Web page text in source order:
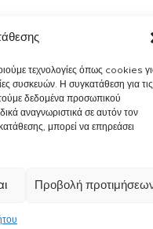
τεχνολογίες όπως cookies
συσκευών. Η συγκατάθεση για τις
δεδομένα προσωπικού
αναγνωριστικά σε αυτόν τον
μπορεί να επηρεάσει
Προβολή